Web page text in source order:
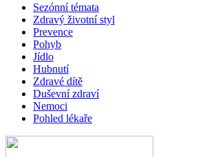
Sezónní témata
Zdravý životní styl
Prevence
Pohyb
Jídlo
Hubnutí
Zdravé dítě
Duševní zdraví
Nemoci
Pohled lékaře